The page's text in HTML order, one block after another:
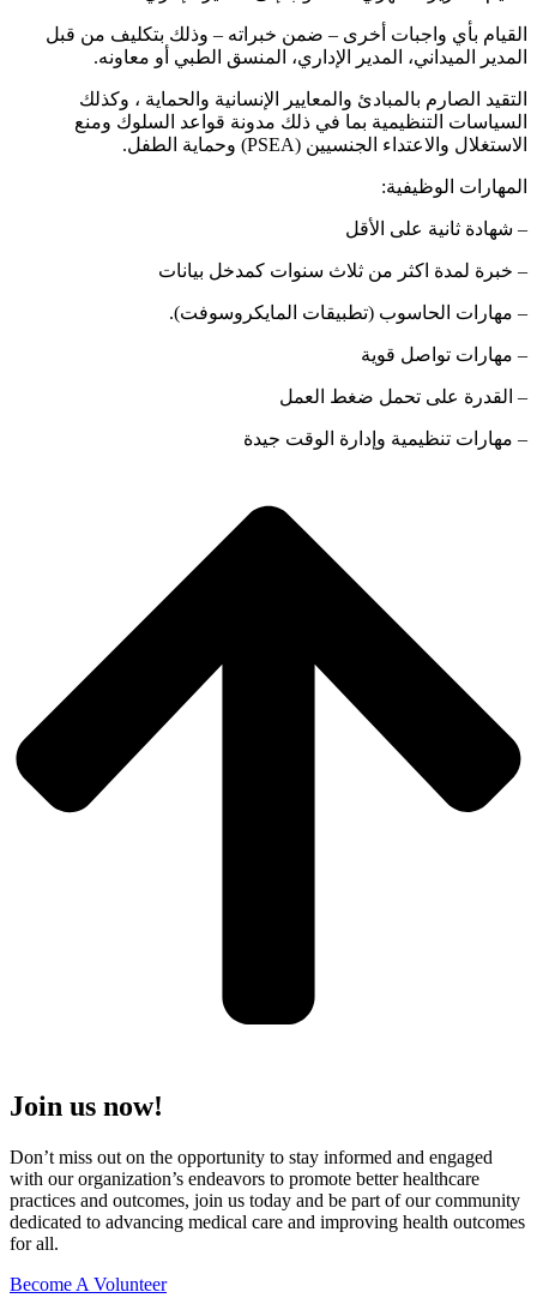
القيام بأي واجبات أخرى – ضمن خبراته – وذلك بتكليف من قبل
المدير الميداني، المدير الإداري، المنسق الطبي أو معاونه.
التقيد الصارم بالمبادئ والمعايير الإنسانية والحماية ، وكذلك
السياسات التنظيمية بما في ذلك مدونة قواعد السلوك ومنع
الاستغلال والاعتداء الجنسيين (PSEA) وحماية الطفل.
المهارات الوظيفية:
– شهادة ثانية على الأقل
– خبرة لمدة اكثر من ثلاث سنوات كمدخل بيانات
– مهارات الحاسوب (تطبيقات المايكروسوفت).
– مهارات تواصل قوية
– القدرة على تحمل ضغط العمل
– مهارات تنظيمية وإدارة الوقت جيدة
Join us now!
Don’t miss out on the opportunity to stay informed and engaged
with our organization’s endeavors to promote better healthcare
practices and outcomes, join us today and be part of our community
dedicated to advancing medical care and improving health outcomes
for all.
Become A Volunteer